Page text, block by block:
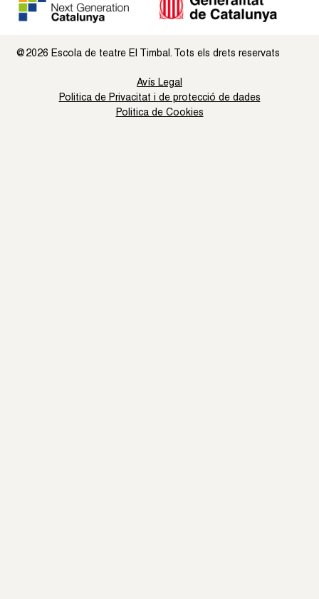
@2026 Escola de teatre El Timbal. Tots els drets reservats
Avís Legal
Politica de Privacitat i de protecció de dades
Politica de Cookies